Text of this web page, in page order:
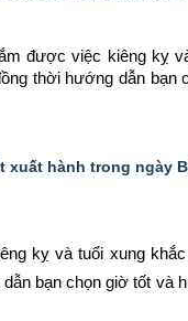
được việc kiêng kỵ
thời hướng dẫn bạn
hành trong ngày
kỵ và tuổi xung
dẫn bạn chọn giờ tốt và